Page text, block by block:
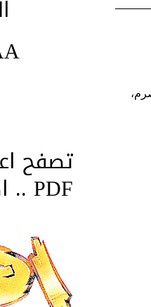
تصفح
PDF .. اضغط الشعار